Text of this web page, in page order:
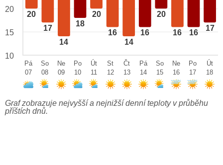
20
17
14
18
20
16
14
16
20
16 16
17
20
15
10
Pá
07
So
08
Ne
09
Po
10
Út
11
St
12
Čt
13
Pá
14
So
15
Ne
16
Po
17
Út
18
Graf zobrazuje nejvyšší a nejnižší denní teploty v průběhu
příštích dnů.